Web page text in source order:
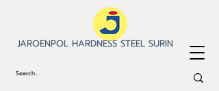
JAROENPOL HARDNESS STEEL SURIN